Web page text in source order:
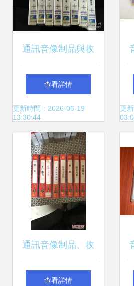
通訊音像制品與收
藏雜項 信息網絡傳
播視聽節目的機遇
與挑戰
查看詳情
更新時間：2026-06-19
13:30:44
更
通訊音像制品、收
藏雜項與演出經紀
查看詳情